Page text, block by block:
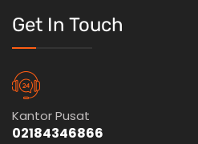
Get In Touch
Kantor Pusat
02184346866